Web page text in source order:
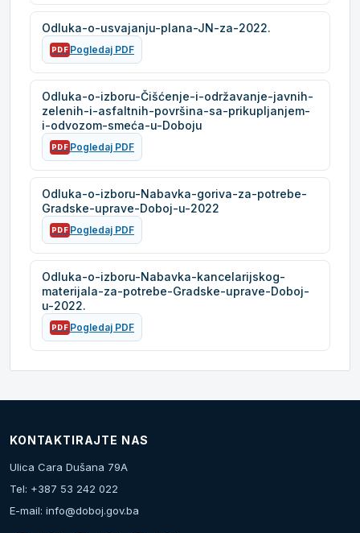
Odluka-o-usvajanju-plana-JN-za-2022.
PDF Pogledaj PDF
Odluka-o-izboru-Čišćenje-i-održavanje-javnih-
zelenih-i-asfaltnih-površina-sa-prikupljanjem-
i-odvozom-smeća-u-Doboju
PDF Pogledaj PDF
Odluka-o-izboru-Nabavka-goriva-za-potrebe-
Gradske-uprave-Doboj-u-2022
PDF Pogledaj PDF
Odluka-o-izboru-Nabavka-kancelarijskog-
materijala-za-potrebe-Gradske-uprave-Doboj-
u-2022.
PDF Pogledaj PDF
KONTAKTIRAJTE NAS
Ulica Cara Dušana 79A
Tel: +387 53 242 022
E-mail: info@doboj.gov.ba